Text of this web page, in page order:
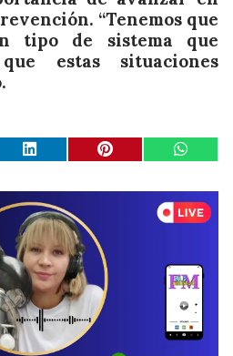
“Tenemos que
tipo de sistema que
estas situaciones